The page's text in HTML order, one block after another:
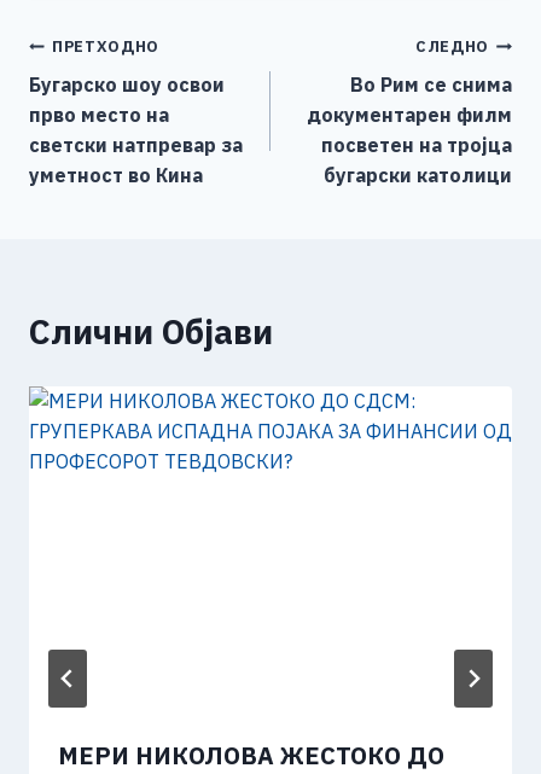
b
o
o
k
n
g
er
Li
n
k
Навигација
на
напис
ПРЕТХОДНО
Бугарско шоу освои
прво место на
светски натпревар за
уметност во Кина
СЛЕДНО
Во Рим се снима
документарен филм
посветен на тројца
бугарски католици
Слични Објави
МЕРИ НИКОЛОВА ЖЕСТОКО ДО